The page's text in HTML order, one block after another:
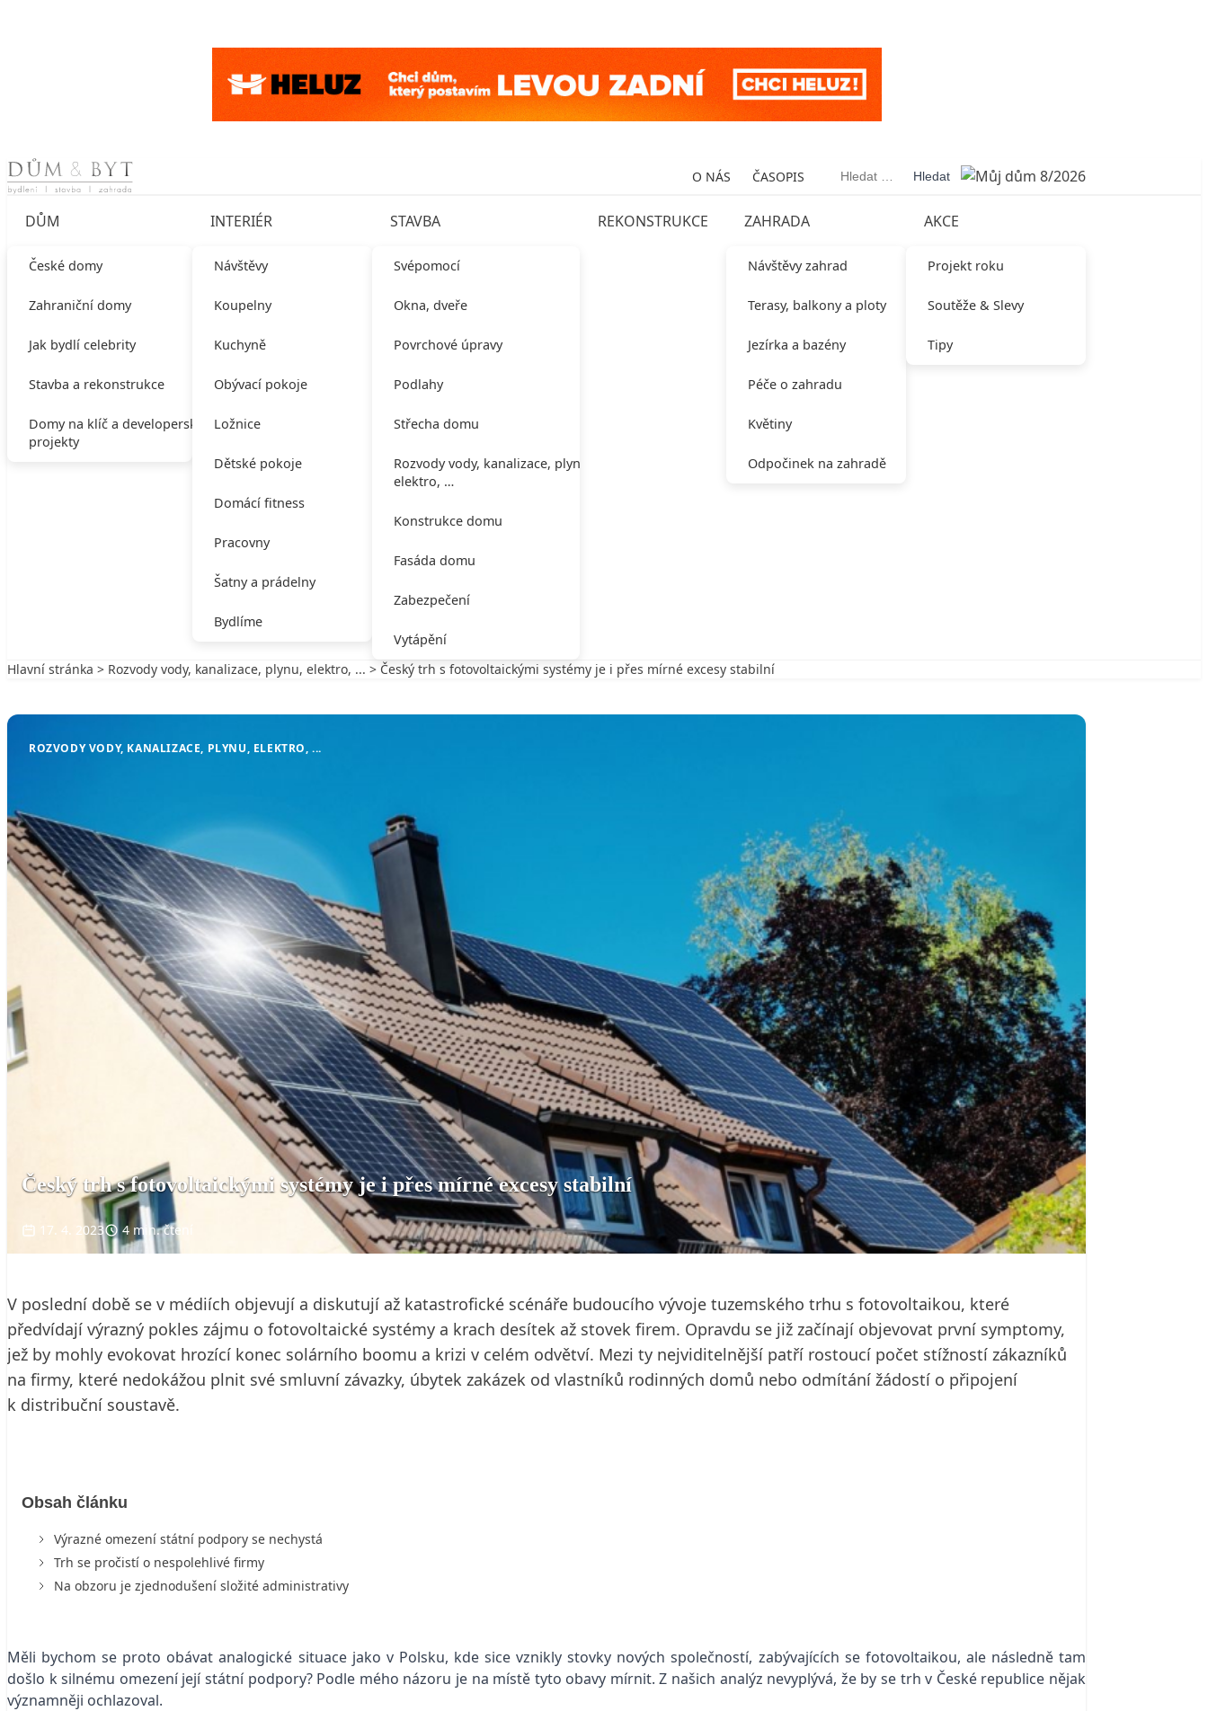
Skip to content O NÁS ČASOPIS Vyhledávání
DŮM
České domy
Zahraniční domy
Jak bydlí celebrity
Stavba a rekonstrukce
Domy na klíč a developerské
projekty
INTERIÉR
Návštěvy
Koupelny
Kuchyně
Obývací pokoje
Ložnice
Dětské pokoje
Domácí fitness
Pracovny
Šatny a prádelny
Bydlíme
STAVBA
Svépomocí
Okna, dveře
Povrchové úpravy
Podlahy
Střecha domu
Rozvody vody, kanalizace, plynu,
elektro, …
Konstrukce domu
Fasáda domu
Zabezpečení
Vytápění
REKONSTRUKCE ZAHRADA
Návštěvy zahrad
Terasy, balkony a ploty
Jezírka a bazény
Péče o zahradu
Květiny
Odpočinek na zahradě
AKCE
Projekt roku
Soutěže & Slevy
Tipy
Hlavní stránka > Rozvody vody, kanalizace, plynu, elektro, ... > Český trh s fotovoltaickými systémy je i přes mírné excesy stabilní
ROZVODY VODY, KANALIZACE, PLYNU, ELEKTRO, ...
Český trh s fotovoltaickými systémy je i přes mírné excesy stabilní
17. 4. 2023 4 min. čtení
V poslední době se v médiích objevují a diskutují až katastrofické scénáře budoucího vývoje tuzemského trhu s fotovoltaikou, které
předvídají výrazný pokles zájmu o fotovoltaické systémy a krach desítek až stovek firem. Opravdu se již začínají objevovat první symptomy,
jež by mohly evokovat hrozící konec solárního boomu a krizi v celém odvětví. Mezi ty nejviditelnější patří rostoucí počet stížností zákazníků
na firmy, které nedokážou plnit své smluvní závazky, úbytek zakázek od vlastníků rodinných domů nebo odmítání žádostí o připojení
k distribuční soustavě.
Obsah článku
Výrazné omezení státní podpory se nechystá
Trh se pročistí o nespolehlivé firmy
Na obzoru je zjednodušení složité administrativy
Měli bychom se proto obávat analogické situace jako v Polsku, kde sice vznikly stovky nových společností, zabývajících se fotovoltaikou, ale následně tam
došlo k silnému omezení její státní podpory? Podle mého názoru je na místě tyto obavy mírnit. Z našich analýz nevyplývá, že by se trh v České republice nějak
významněji ochlazoval.